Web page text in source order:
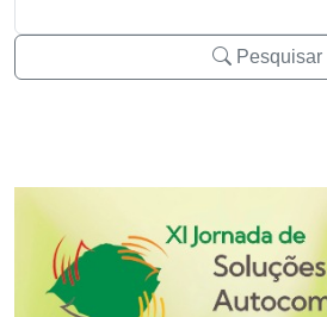
Pesquisar